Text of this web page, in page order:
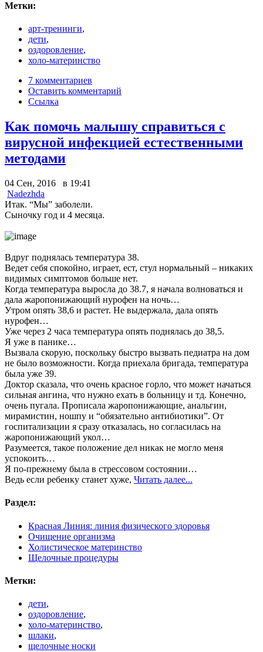
Метки:
арт-тренинги,
дети,
оздоровление,
холо-материнство
7 комментариев
Оставить комментарий
Ссылка
Как помочь малышу справиться с
вирусной инфекцией естественными
методами
04 Сен, 2016 в 19:41
Nadezhda
Итак. “Мы” заболели.
Сыночку год и 4 месяца.
Вдруг поднялась температура 38.
Ведет себя спокойно, играет, ест, стул нормальный – никаких
видимых симптомов больше нет.
Когда температура выросла до 38.7, я начала волноваться и
дала жаропонижающий нурофен на ночь…
Утром опять 38,6 и растет. Не выдержала, дала опять
нурофен…
Уже через 2 часа температура опять поднялась до 38,5.
Я уже в панике…
Вызвала скорую, поскольку быстро вызвать педиатра на дом
не было возможности. Когда приехала бригада, температура
была уже 39.
Доктор сказала, что очень красное горло, что может начаться
сильная ангина, что нужно ехать в больницу и тд. Конечно,
очень пугала. Прописала жаропонижающие, анальгин,
мирамистин, ношпу и “обязательно антибиотики”. От
госпитализации я сразу отказалась, но согласилась на
жаропонижающий укол…
Разумеется, такое положение дел никак не могло меня
успокоить…
Я по-прежнему была в стрессовом состоянии…
Ведь если ребенку станет хуже, Читать далее...
Раздел:
Красная Линия: линия физического здоровья
Очищение организма
Холистическое материнство
Щелочные процедуры
Метки:
дети,
оздоровление,
холо-материнство,
шлаки,
щелочные носки